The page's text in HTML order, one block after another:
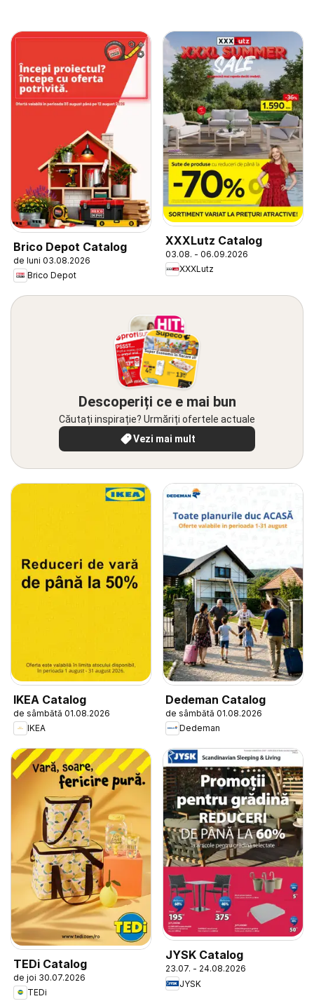
Brico Depot Catalog
de luni 03.08.2026
Brico Depot
XXXLutz Catalog
03.08. - 06.09.2026
XXXLutz
Descoperiți ce e mai bun
Căutați inspirație? Urmăriți ofertele actuale
Vezi mai mult
IKEA Catalog
de sâmbătă 01.08.2026
IKEA
Dedeman Catalog
de sâmbătă 01.08.2026
Dedeman
TEDi Catalog
de joi 30.07.2026
TEDi
JYSK Catalog
23.07. - 24.08.2026
JYSK